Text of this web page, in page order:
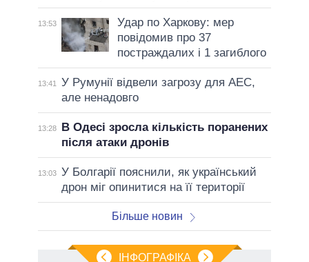
13:53
Удар по Харкову: мер
повідомив про 37
постраждалих і 1 загиблого
13:41
У Румунії відвели загрозу для АЕС,
але ненадовго
13:28
В Одесі зросла кількість поранених
після атаки дронів
13:03 У Болгарії пояснили, як український
дрон міг опинитися на її території
Більше новин
ІНФОГРАФІКА